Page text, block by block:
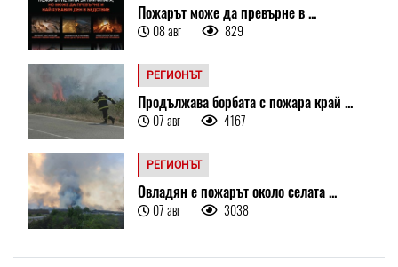
Пожарът може да превърне в ...
08 авг 829
РЕГИОНЪТ
Продължава борбата с пожара край ...
07 авг 4167
РЕГИОНЪТ
Овладян е пожарът около селата ...
07 авг 3038